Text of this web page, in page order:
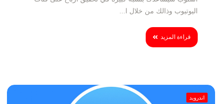
اليوتيوب وذالك من خلال ا...
قراءة المزيد
اندرويد